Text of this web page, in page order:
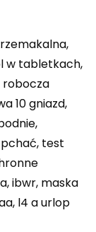
w tabletkach,
robocza
10 gniazd,
test
ibwr, maska
l4 a urlop